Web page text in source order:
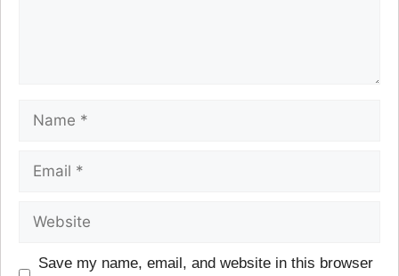
Save my name, email, and website in this browser